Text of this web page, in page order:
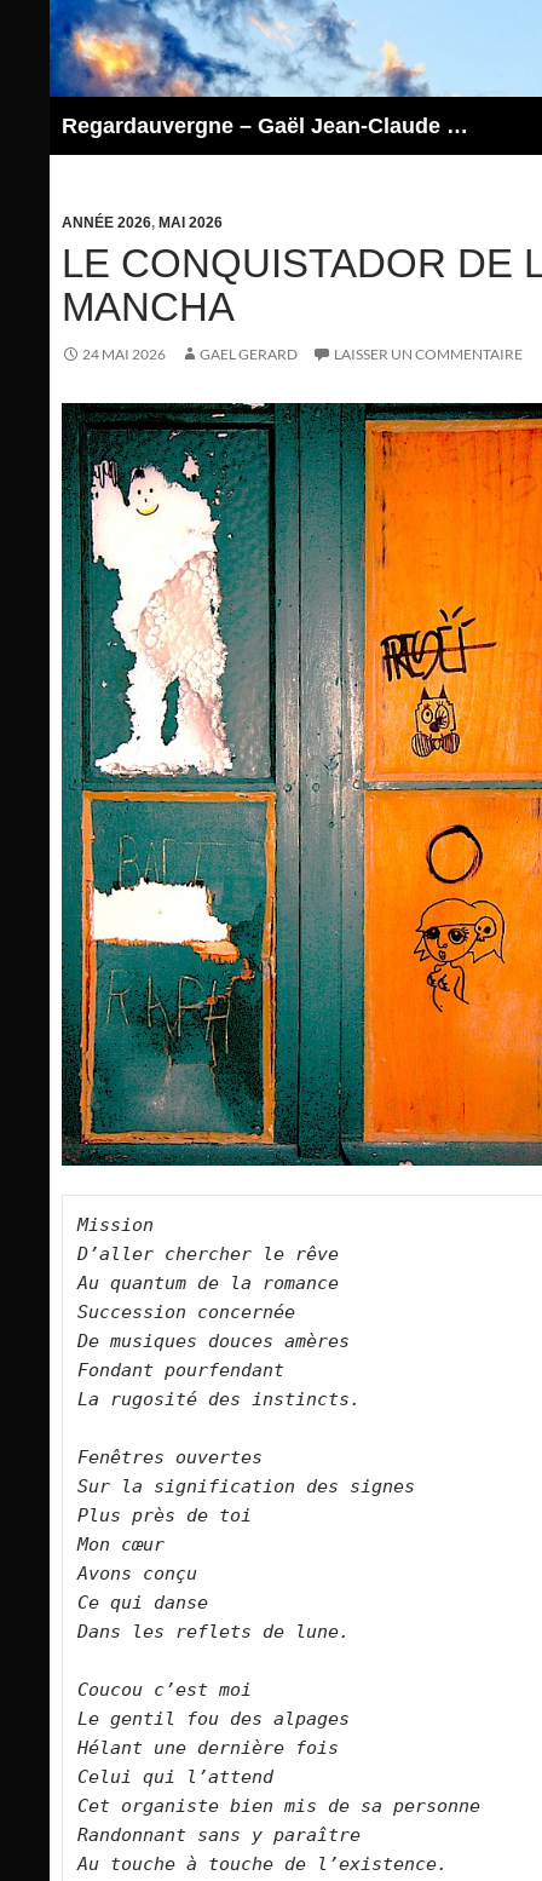
contenu
Regardauvergne – Gaël Jean-Claude GERARD
ANNÉE 2026, MAI 2026
LE CONQUISTADOR DE
MANCHA
24 MAI 2026 GAEL GERARD LAISSER UN COMMENTAIRE
Mission
D’aller chercher le rêve
Au quantum de la romance
Succession concernée
De musiques douces amères
Fondant pourfendant
La rugosité des instincts.
Fenêtres ouvertes
Sur la signification des signes
Plus près de toi
Mon cœur
Avons conçu
Ce qui danse
Dans les reflets de lune.
Coucou c’est moi
Le gentil fou des alpages
Hélant une dernière fois
Celui qui l’attend
Cet organiste bien mis de sa personne
Randonnant sans y paraître
Au touche à touche de l’existence.